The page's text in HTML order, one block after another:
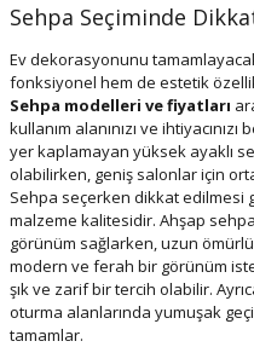
Sehpa Seçiminde
Ev dekorasyonunu
fonksiyonel hem de estetik
Sehpa modelleri ve fiyatları
kullanım alanınızı ve
yer kaplamayan yüksek ayaklı
olabilirken, geniş salonlar için
Sehpa seçerken dikkat
malzeme kalitesidir. Ahşap
görünüm sağlarken, uzun
modern ve ferah bir görünüm
şık ve zarif bir tercih olabilir.
oturma alanlarında yumuşak
tamamlar.